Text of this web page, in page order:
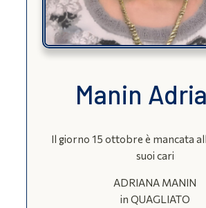
Manin
Il giorno 15 ottobre è mancata
suoi cari
ADRIANA MANIN
in QUAGLIATO